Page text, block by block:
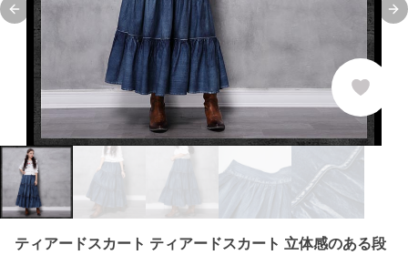
Previous slide
ティアードスカート ティアードスカート 立体感のある段